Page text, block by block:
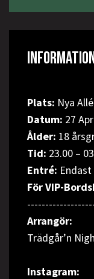
Plats: Nya
Datum: 27
Ålder: 18
Tid: 23.00 –
Entré:
För VIP-
Arrangör:
Trädgår’n
Instagram: